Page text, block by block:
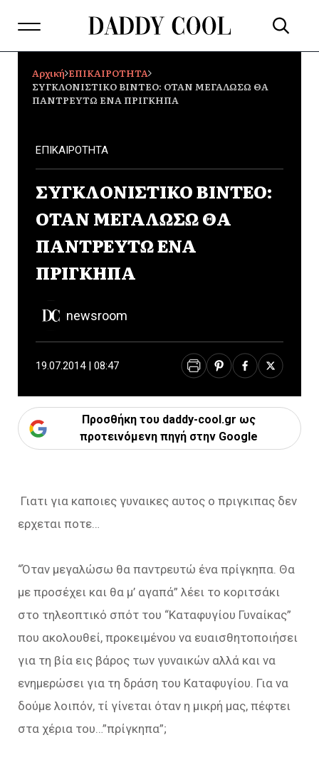
Αρχική ΕΠΙΚΑΙΡΟΤΗΤΑ
ΣΥΓΚΛΟΝΙΣΤΙΚΟ ΒΙΝΤΕΟ: ΟΤΑΝ ΜΕΓΑΛΩΣΩ ΘΑ
ΠΑΝΤΡΕΥΤΩ ΕΝΑ ΠΡΙΓΚΗΠΑ
ΕΠΙΚΑΙΡΟΤΗΤΑ
ΣΥΓΚΛΟΝΙΣΤΙΚΟ ΒΙΝΤΕΟ:
ΟΤΑΝ ΜΕΓΑΛΩΣΩ ΘΑ
ΠΑΝΤΡΕΥΤΩ ΕΝΑ
ΠΡΙΓΚΗΠΑ
newsroom
19.07.2014 | 08:47
Προσθήκη του daddy-cool.gr ως
προτεινόμενη πηγή στην Google
Γιατι για καποιες γυναικες αυτος ο πριγκιπας δεν
ερχεται ποτε…
“Όταν μεγαλώσω θα παντρευτώ ένα πρίγκηπα. Θα
με προσέχει και θα μ’ αγαπά” λέει το κοριτσάκι
στο τηλεοπτικό σπότ του “Καταφυγίου Γυναίκας”
που ακολουθεί, προκειμένου να ευαισθητοποιήσει
για τη βία εις βάρος των γυναικών αλλά και να
ενημερώσει για τη δράση του Καταφυγίου. Για να
δούμε λοιπόν, τί γίνεται όταν η μικρή μας, πέφτει
στα χέρια του…”πρίγκηπα”;